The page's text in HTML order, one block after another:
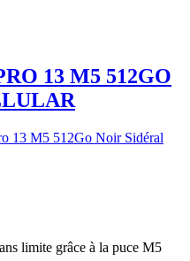
13 M5 512GO
limite grâce à la puce M5